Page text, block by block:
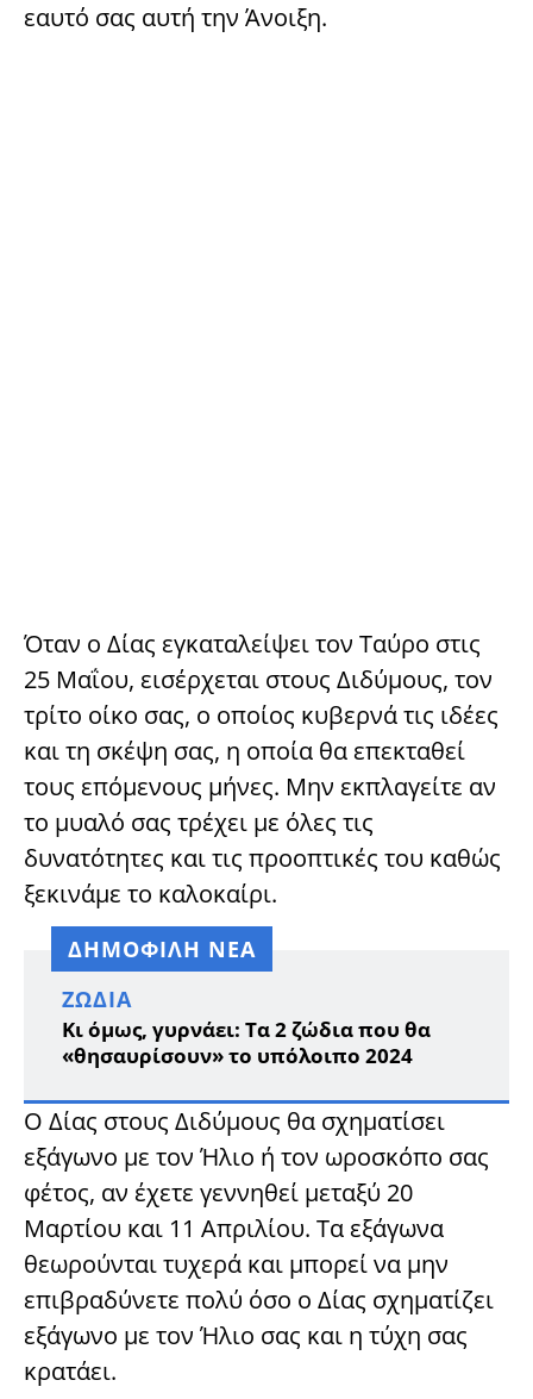
εαυτό σας αυτή την Άνοιξη.
Όταν ο Δίας εγκαταλείψει τον Ταύρο στις
25 Μαΐου, εισέρχεται στους Διδύμους, τον
τρίτο οίκο σας, ο οποίος κυβερνά τις ιδέες
και τη σκέψη σας, η οποία θα επεκταθεί
τους επόμενους μήνες. Μην εκπλαγείτε αν
το μυαλό σας τρέχει με όλες τις
δυνατότητες και τις προοπτικές του καθώς
ξεκινάμε το καλοκαίρι.
ΔΗΜΟΦΙΛΗ ΝΕΑ
ΖΏΔΙΑ
Κι όμως, γυρνάει: Τα 2 ζώδια που θα
«θησαυρίσουν» το υπόλοιπο 2024
Ο Δίας στους Διδύμους θα σχηματίσει
εξάγωνο με τον Ήλιο ή τον ωροσκόπο σας
φέτος, αν έχετε γεννηθεί μεταξύ 20
Μαρτίου και 11 Απριλίου. Τα εξάγωνα
θεωρούνται τυχερά και μπορεί να μην
επιβραδύνετε πολύ όσο ο Δίας σχηματίζει
εξάγωνο με τον Ήλιο σας και η τύχη σας
κρατάει.